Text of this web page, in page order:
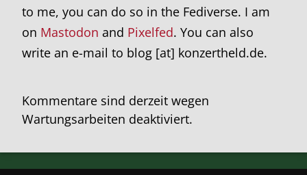
to me, you can do so in the Fediverse. I am
on Mastodon and Pixelfed. You can also
write an e-mail to blog [at] konzertheld.de.
Kommentare sind derzeit wegen
Wartungsarbeiten deaktiviert.